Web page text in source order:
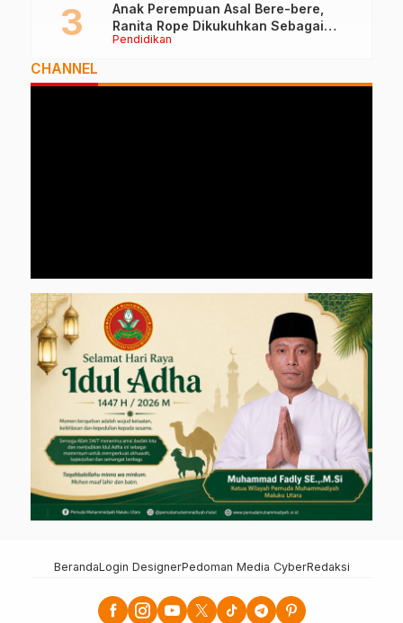
Pendidikan
Anak Perempuan Asal Bere-bere,
Ranita Rope Dikukuhkan Sebagai
Guru Besar dan Rektor Ummu
CHANNEL
BerandaLogin DesignerPedoman Media CyberRedaksi